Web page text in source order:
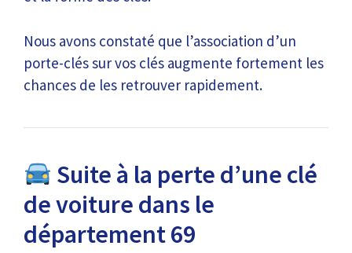
Nous avons constaté que l’association d’un
porte-clés sur vos clés augmente fortement les
chances de les retrouver rapidement.
Suite à la perte d’une clé
de voiture dans le
département 69